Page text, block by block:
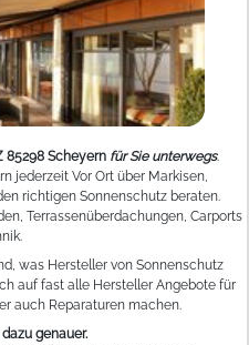
85298 Scheyern für Sie unterwegs.
jederzeit Vor Ort über Markisen,
richtigen Sonnenschutz beraten.
Terrassenüberdachungen, Carports
was Hersteller von Sonnenschutz
auf fast alle Hersteller Angebote für
auch Reparaturen machen.
genauer.